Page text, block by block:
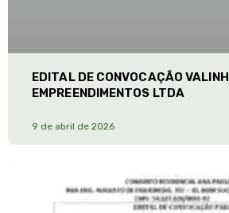
EDITAL DE CONVOCAÇÃO
EMPREENDIMENTOS LTDA
9 de abril de 2026